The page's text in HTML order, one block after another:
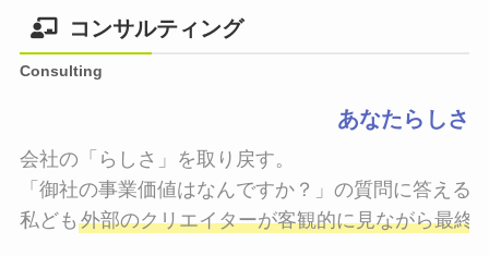
コンサルティング
Consulting
あなたらしさ
会社の「らしさ」を取り戻す。
「御社の事業価値はなんですか？」の質問に答える
私ども 外部のクリエイターが客観的に見ながら最終